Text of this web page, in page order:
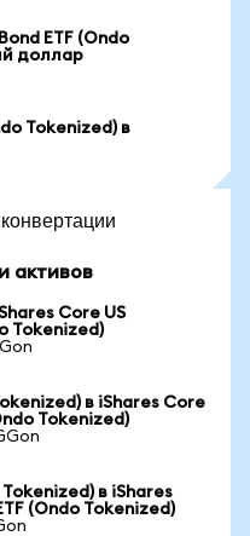
ETF (Ondo
доллар
Tokenized) в
активов
Core US
Tokenized)
в iShares Core
Tokenized)
в iShares
(Ondo Tokenized)